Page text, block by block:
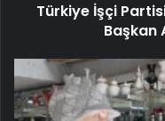
Türkiye İşçi
Başkan